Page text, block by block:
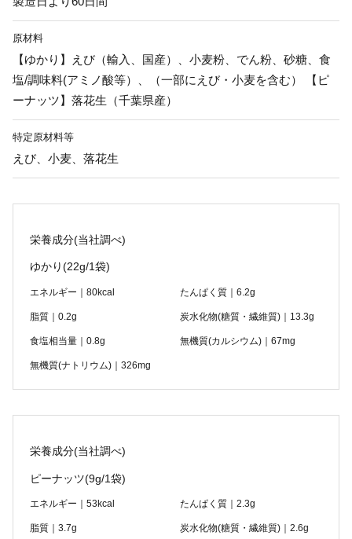
原材料
【ゆかり】えび（輸入、国産）、小麦粉、でん粉、砂糖、食
塩/調味料(アミノ酸等）、（一部にえび・小麦を含む） 【ピ
ーナッツ】落花生（千葉県産）
特定原材料等
えび、小麦、落花生
栄養成分(当社調べ)
ゆかり(22g/1袋)
エネルギー｜80kcal たんぱく質｜6.2g
脂質｜0.2g 炭水化物(糖質・繊維質)｜13.3g
食塩相当量｜0.8g 無機質(カルシウム)｜67mg
無機質(ナトリウム)｜326mg
栄養成分(当社調べ)
ピーナッツ(9g/1袋)
エネルギー｜53kcal たんぱく質｜2.3g
脂質｜3.7g 炭水化物(糖質・繊維質)｜2.6g